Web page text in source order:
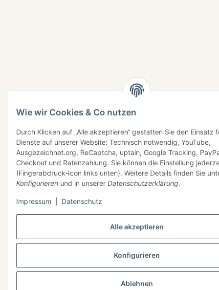
Alle akzeptieren
Konfigurieren
Ablehnen
Wie wir Cookies & Co nutzen
Durch Klicken auf „Alle akzeptieren“ gestatten Sie den Einsatz
Dienste auf unserer Website: Technisch notwendig, YouTube,
Ausgezeichnet.org, ReCaptcha, uptain, Google Tracking,
Checkout und Ratenzahlung. Sie können die Einstellung
(Fingerabdruck-Icon links unten). Weitere Details finden Sie
Konfigurieren und in unserer Datenschutzerklärung.
Impressum Datenschutz